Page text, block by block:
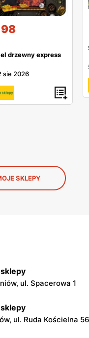
98
drzewny express
sie 2026
SKLEPY
ul. Spacerowa 1
ul. Ruda Kościelna